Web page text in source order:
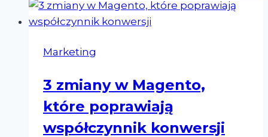
Marketing
3 zmiany w Magento,
które poprawiają
współczynnik konwersji